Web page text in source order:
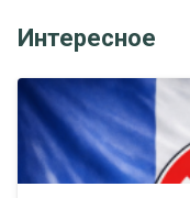
Интересное